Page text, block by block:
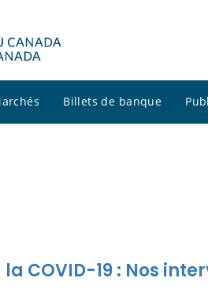
Billets de banque
COVID-19 : Nos